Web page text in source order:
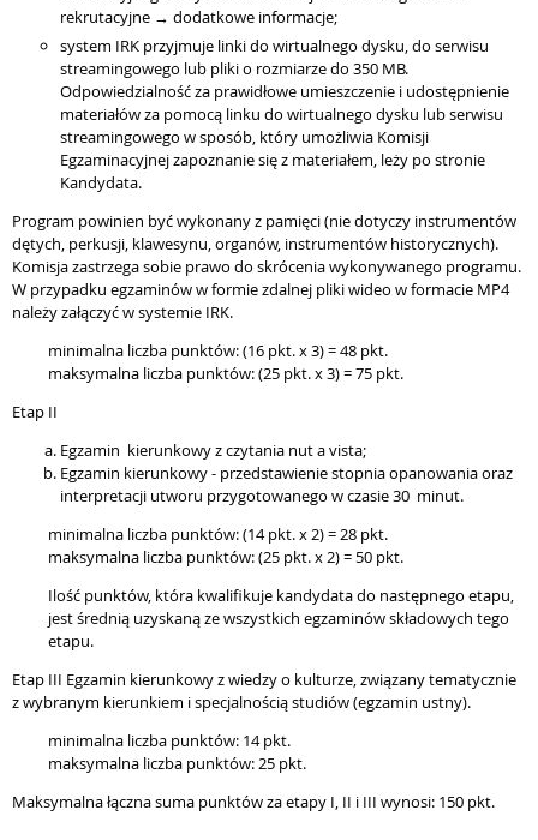
rekrutacyjne → dodatkowe informacje;
system IRK przyjmuje linki do wirtualnego dysku, do serwisu
streamingowego lub pliki o rozmiarze do 350 MB.
Odpowiedzialność za prawidłowe umieszczenie i udostępnienie
materiałów za pomocą linku do wirtualnego dysku lub serwisu
streamingowego w sposób, który umożliwia Komisji
Egzaminacyjnej zapoznanie się z materiałem, leży po stronie
Kandydata.
Program powinien być wykonany z pamięci (nie dotyczy instrumentów
dętych, perkusji, klawesynu, organów, instrumentów historycznych).
Komisja zastrzega sobie prawo do skrócenia wykonywanego programu.
W przypadku egzaminów w formie zdalnej pliki wideo w formacie MP4
należy załączyć w systemie IRK.
minimalna liczba punktów: (16 pkt. x 3) = 48 pkt.
maksymalna liczba punktów: (25 pkt. x 3) = 75 pkt.
Etap II
Egzamin kierunkowy z czytania nut a vista;
Egzamin kierunkowy - przedstawienie stopnia opanowania oraz
interpretacji utworu przygotowanego w czasie 30 minut.
minimalna liczba punktów: (14 pkt. x 2) = 28 pkt.
maksymalna liczba punktów: (25 pkt. x 2) = 50 pkt.
Ilość punktów, która kwalifikuje kandydata do następnego etapu,
jest średnią uzyskaną ze wszystkich egzaminów składowych tego
etapu.
Etap III Egzamin kierunkowy z wiedzy o kulturze, związany tematycznie
z wybranym kierunkiem i specjalnością studiów (egzamin ustny).
minimalna liczba punktów: 14 pkt.
maksymalna liczba punktów: 25 pkt.
Maksymalna łączna suma punktów za etapy I, II i III wynosi: 150 pkt.